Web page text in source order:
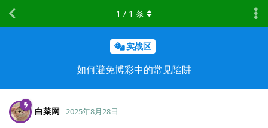
实战区
如何避免博彩中的常见陷阱
1 / 1 条
白菜网 2025年8月28日